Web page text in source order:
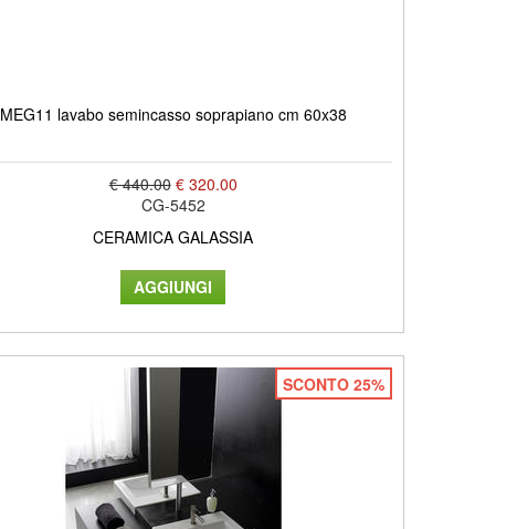
MEG11 lavabo semincasso soprapiano cm 60x38
€ 440.00 € 320.00
CG-5452
CERAMICA GALASSIA
SCONTO 25%